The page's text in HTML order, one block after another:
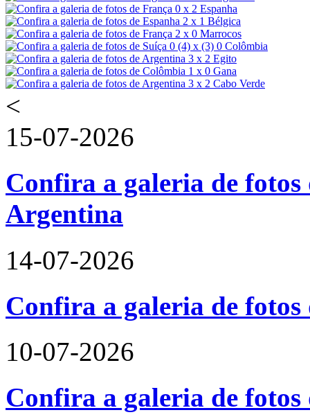
<
15-07-2026
Confira a galeria de
Argentina
14-07-2026
Confira a galeria de
10-07-2026
Confira a galeria de fotos